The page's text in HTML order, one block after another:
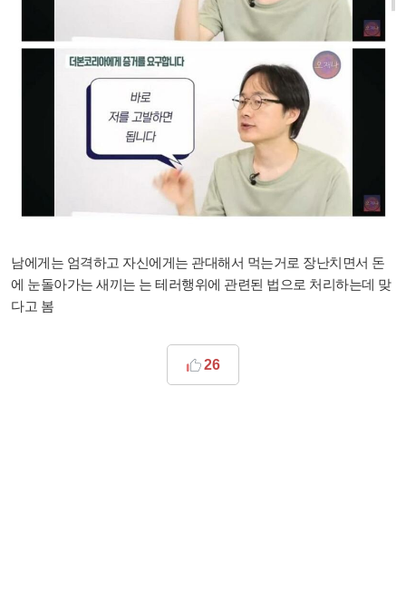
남에게는 엄격하고 자신에게는 관대해서 먹는거로 장난치면서 돈
에 눈돌아가는 새끼는 는 테러행위에 관련된 법으로 처리하는데 맞
다고 봄
26